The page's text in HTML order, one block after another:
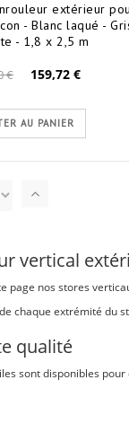
extérieur
- Blanc laqué -
- 1,8 x 2,5 m
€ 159,72 €
AU PANIER
Par
vertical
page nos stores
chaque extrémité du
qualité
sont disponibles